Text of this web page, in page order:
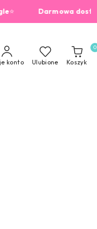
Darmowa dostawa od
konto Ulubione Koszyk
0